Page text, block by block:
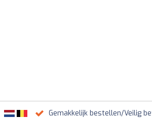
Gemakkelijk bestellen/Veilig